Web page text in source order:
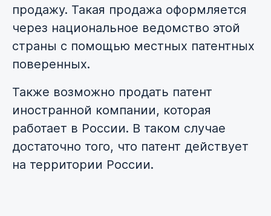
продажу. Такая продажа оформляется
через национальное ведомство этой
страны с помощью местных патентных
поверенных.
Также возможно продать патент
иностранной компании, которая
работает в России. В таком случае
достаточно того, что патент действует
на территории России.